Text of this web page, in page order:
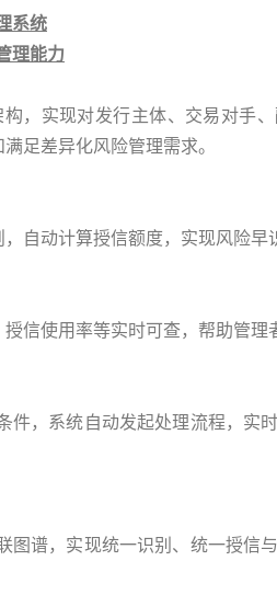
系统
理能力
，实现对发行主体、交易对手
足差异化风险管理需求。
自动计算授信额度，实现风险早
信使用率等实时可查，帮助管理
，系统自动发起处理流程，实
谱，实现统一识别、统一授信